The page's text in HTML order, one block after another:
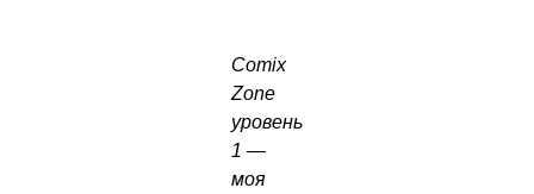
Comix
Zone
уровень
1 —
моя